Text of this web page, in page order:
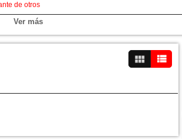
de otros
el único.
Ver más